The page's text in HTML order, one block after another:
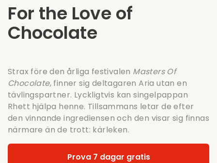
For the Love of
Chocolate
Strax före den årliga festivalen Masters Of
Chocolate, finner sig deltagaren Aria utan en
tävlingspartner. Lyckligtvis kan singelpappan
Rhett hjälpa henne. Tillsammans letar de efter
den vinnande ingrediensen och den visar sig finnas
närmare än de trott: kärleken.
Prova 7 dagar gratis